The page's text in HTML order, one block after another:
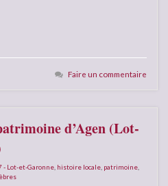
Faire un commentaire
d’Agen (Lot-
- Lot-et-Garonne, histoire locale, patrimoine,